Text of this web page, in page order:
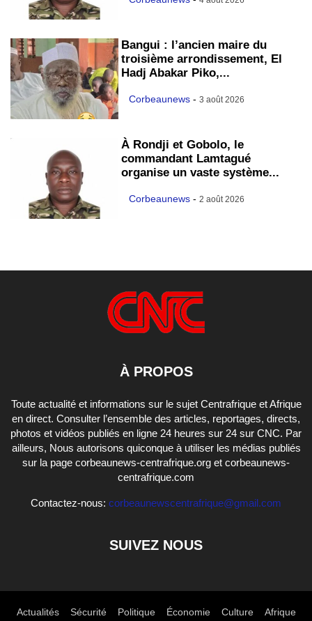
Bangui : l’ancien maire du
troisième arrondissement, El
Hadj Abakar Piko,...
Corbeaunews - 3 août 2026
À Rondji et Gobolo, le
commandant Lamtagué
organise un vaste système...
Corbeaunews - 2 août 2026
À PROPOS
Toute actualité et informations sur le sujet Centrafrique et Afrique
en direct. Consulter l’ensemble des articles, reportages, directs,
photos et vidéos publiés en ligne 24 heures sur 24 sur CNC. Par
ailleurs, Nous autorisons quiconque à utiliser les médias publiés
sur la page corbeaunews-centrafrique.org et corbeaunews-
centrafrique.com
Contactez-nous: corbeaunewscentrafrique@gmail.com
SUIVEZ NOUS
Actualités Sécurité Politique Économie Culture Afrique